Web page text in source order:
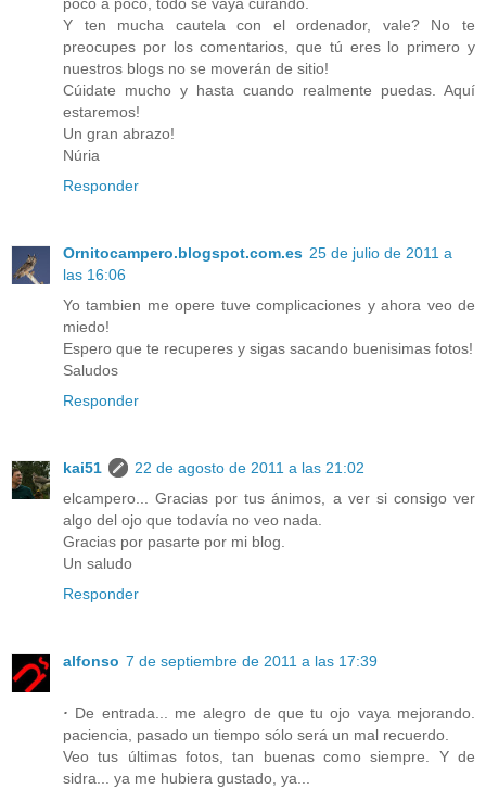
poco a poco, todo se vaya curando.
Y ten mucha cautela con el ordenador, vale? No te
preocupes por los comentarios, que tú eres lo primero y
nuestros blogs no se moverán de sitio!
Cúidate mucho y hasta cuando realmente puedas. Aquí
estaremos!
Un gran abrazo!
Núria
Responder
Ornitocampero.blogspot.com.es 25 de julio de 2011 a
las 16:06
Yo tambien me opere tuve complicaciones y ahora veo de
miedo!
Espero que te recuperes y sigas sacando buenisimas fotos!
Saludos
Responder
kai51
22 de agosto de 2011 a las 21:02
elcampero... Gracias por tus ánimos, a ver si consigo ver
algo del ojo que todavía no veo nada.
Gracias por pasarte por mi blog.
Un saludo
Responder
alfonso 7 de septiembre de 2011 a las 17:39
· De entrada... me alegro de que tu ojo vaya mejorando.
paciencia, pasado un tiempo sólo será un mal recuerdo.
Veo tus últimas fotos, tan buenas como siempre. Y de
sidra... ya me hubiera gustado, ya...